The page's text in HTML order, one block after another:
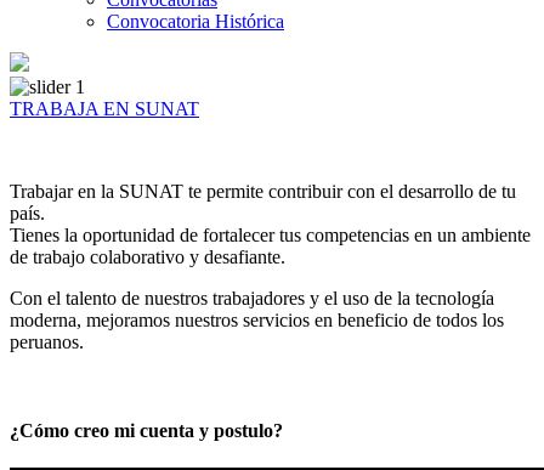
Convocatoria Histórica
TRABAJA EN SUNAT
Trabajar en la SUNAT te permite contribuir con el desarrollo de tu
país.
Tienes la oportunidad de fortalecer tus competencias en un ambiente
de trabajo colaborativo y desafiante.
Con el talento de nuestros trabajadores y el uso de la tecnología
moderna, mejoramos nuestros servicios en beneficio de todos los
peruanos.
¿Cómo creo mi cuenta y postulo?